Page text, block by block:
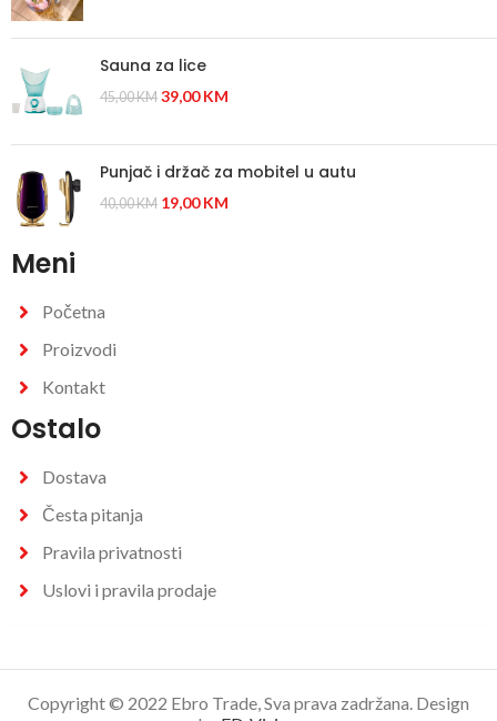
Sauna za lice
45,00KM 39,00KM
Punjač i držač za mobitel u autu
40,00KM 19,00KM
Meni
Početna
Proizvodi
Kontakt
Ostalo
Dostava
Česta pitanja
Pravila privatnosti
Uslovi i pravila prodaje
Copyright © 2022 Ebro Trade, Sva prava zadržana. Design